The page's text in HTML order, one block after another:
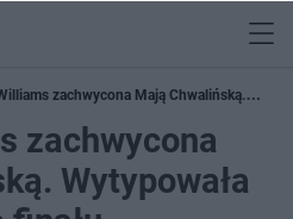
zachwycona Mają Chwalińską.
zachwycona
Wytypowała